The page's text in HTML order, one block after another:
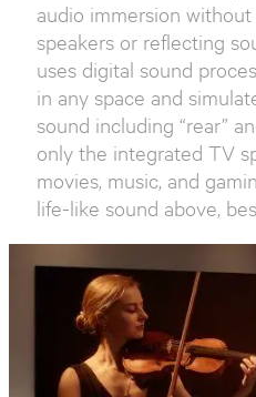
audio immersion
speakers or reflecting
uses digital sound
in any space and
sound including “rear”
only the integrated TV
movies, music, and
life-like sound above,